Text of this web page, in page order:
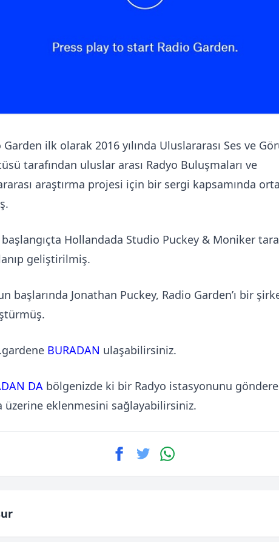
Garden ilk olarak 2016 yılında Uluslararası Ses ve
tarafından uluslar arası Radyo Buluşmaları ve
araştırma projesi için bir sergi kapsamında
Hollandada Studio Puckey & Moniker
geliştirilmiş.
başlarında Jonathan Puckey, Radio Garden’ı bir
BURADAN ulaşabilirsiniz.
DA bölgenizde ki bir Radyo istasyonunu
üzerine eklenmesini sağlayabilirsiniz.